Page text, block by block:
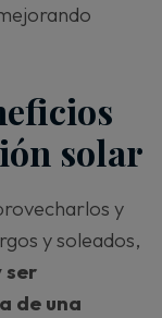
solar
y
y soleados,
ser
de una